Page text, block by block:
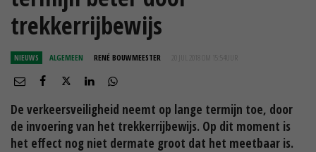
trekkerrijbewijs
NIEUWS ALGEMEEN RENÉ BOUWMEESTER 20 JUL 2018 OM 15:54
De verkeersveiligheid neemt op lange termijn toe, door
de invoering van het trekkerrijbewijs. Op dit moment is
het effect nog niet dermate groot dat het meetbaar is.